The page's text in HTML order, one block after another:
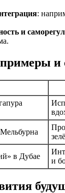
:
и
и
в Дубае
и